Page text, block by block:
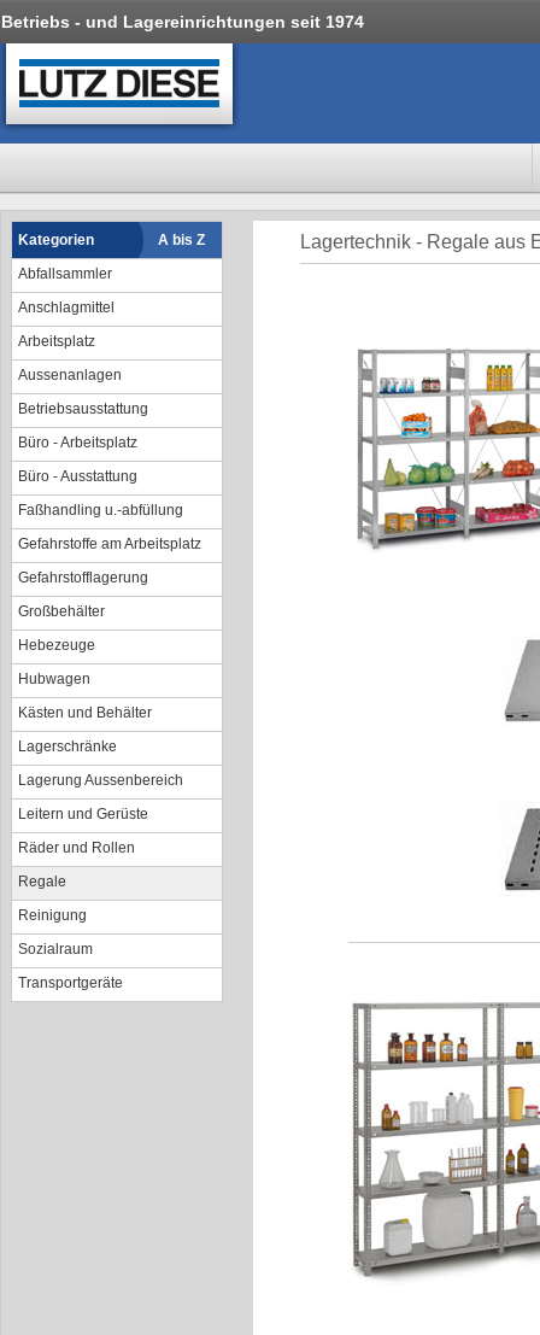
Betriebs - und Lagereinrichtungen seit 1974
Kategorien
A bis Z
Abfallsammler
Anschlagmittel
Arbeitsplatz
Aussenanlagen
Betriebsausstattung
Büro - Arbeitsplatz
Büro - Ausstattung
Faßhandling u.-abfüllung
Gefahrstoffe am Arbeitsplatz
Gefahrstofflagerung
Großbehälter
Hebezeuge
Hubwagen
Kästen und Behälter
Lagerschränke
Lagerung Aussenbereich
Leitern und Gerüste
Räder und Rollen
Regale
Reinigung
Sozialraum
Transportgeräte
Lagertechnik - Regale aus